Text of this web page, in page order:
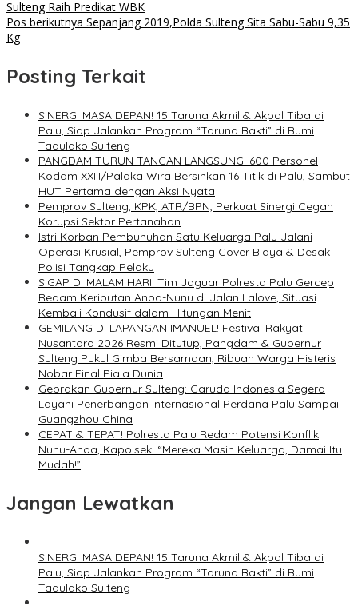
Sulteng Raih Predikat WBK
Pos berikutnya Sepanjang 2019,Polda Sulteng Sita Sabu-Sabu 9,35
Kg
Posting Terkait
SINERGI MASA DEPAN! 15 Taruna Akmil & Akpol Tiba di
Palu, Siap Jalankan Program “Taruna Bakti” di Bumi
Tadulako Sulteng
PANGDAM TURUN TANGAN LANGSUNG! 600 Personel
Kodam XXIII/Palaka Wira Bersihkan 16 Titik di Palu, Sambut
HUT Pertama dengan Aksi Nyata
Pemprov Sulteng, KPK, ATR/BPN, Perkuat Sinergi Cegah
Korupsi Sektor Pertanahan
Istri Korban Pembunuhan Satu Keluarga Palu Jalani
Operasi Krusial, Pemprov Sulteng Cover Biaya & Desak
Polisi Tangkap Pelaku
SIGAP DI MALAM HARI! Tim Jaguar Polresta Palu Gercep
Redam Keributan Anoa-Nunu di Jalan Lalove, Situasi
Kembali Kondusif dalam Hitungan Menit
GEMILANG DI LAPANGAN IMANUEL! Festival Rakyat
Nusantara 2026 Resmi Ditutup, Pangdam & Gubernur
Sulteng Pukul Gimba Bersamaan, Ribuan Warga Histeris
Nobar Final Piala Dunia
Gebrakan Gubernur Sulteng: Garuda Indonesia Segera
Layani Penerbangan Internasional Perdana Palu Sampai
Guangzhou China
CEPAT & TEPAT! Polresta Palu Redam Potensi Konflik
Nunu-Anoa, Kapolsek: “Mereka Masih Keluarga, Damai Itu
Mudah!”
Jangan Lewatkan
SINERGI MASA DEPAN! 15 Taruna Akmil & Akpol Tiba di
Palu, Siap Jalankan Program “Taruna Bakti” di Bumi
Tadulako Sulteng